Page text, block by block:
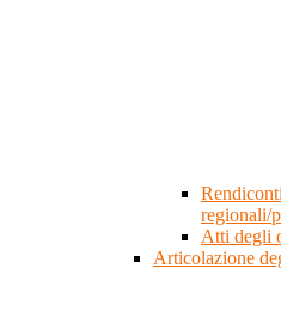
regionali/
Atti degli
Articolazione